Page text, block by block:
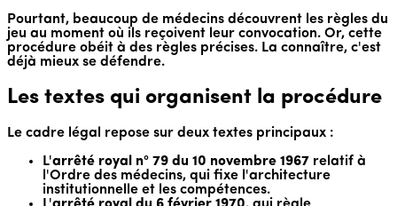
Pourtant, beaucoup de médecins découvrent les règles du
jeu au moment où ils reçoivent leur convocation. Or, cette
procédure obéit à des règles précises. La connaître, c'est
déjà mieux se défendre.
Les textes qui organisent la procédure
Le cadre légal repose sur deux textes principaux :
L'arrêté royal n° 79 du 10 novembre 1967 relatif à
l'Ordre des médecins, qui fixe l'architecture
institutionnelle et les compétences.